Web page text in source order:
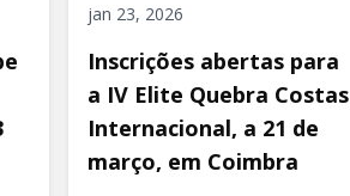
jan 23, 2026
Inscrições abertas para
a IV Elite Quebra Costas
Internacional, a 21 de
março, em Coimbra